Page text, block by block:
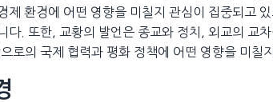
제 환경에 어떤 영향을 미칠지 관심이 집중되고
다. 또한, 교황의 발언은 종교와 정치, 외교의 교
로의 국제 협력과 평화 정책에 어떤 영향을 미칠